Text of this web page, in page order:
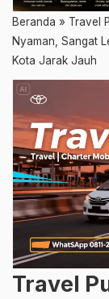
Beranda » Travel
Nyaman, Sangat
Kota Jarak Jauh
Travel